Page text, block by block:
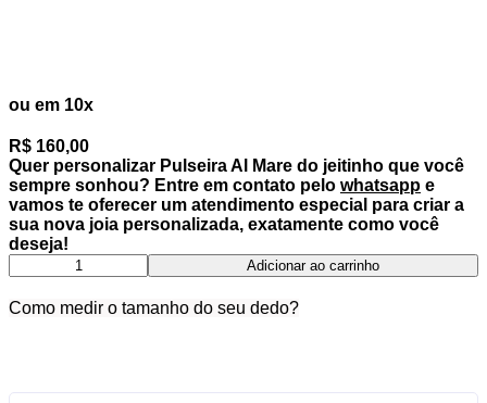
ou em 10x
R$ 160,00
Quer personalizar Pulseira Al Mare do jeitinho que você
sempre sonhou? Entre em contato pelo whatsapp e
vamos te oferecer um atendimento especial para criar a
sua nova joia personalizada, exatamente como você
deseja!
Al
Mare
Adicionar ao carrinho
Como medir o tamanho do seu dedo?